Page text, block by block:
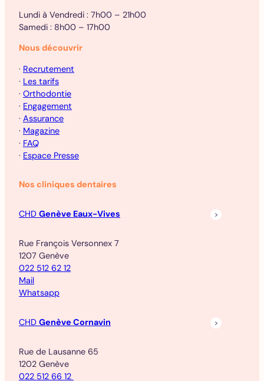
Lundi à Vendredi : 7h00 – 21h00
Samedi : 8h00 – 17h00
Nous découvrir
· Recrutement
· Les tarifs
· Orthodontie
· Engagement
· Assurance
· Magazine
· FAQ
· Espace Presse
Nos cliniques dentaires
CHD Genève Eaux-Vives
Rue François Versonnex 7
1207 Genève
022 512 62 12
Mail
Whatsapp
CHD Genève Cornavin
Rue de Lausanne 65
1202 Genève
022 512 66 12